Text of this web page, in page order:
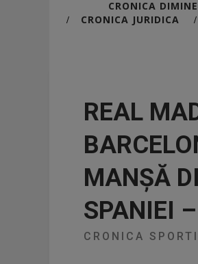
CRONICA
/ CRONICA JURIDICA /
REAL
MANȘĂ
SPANIEI
CRONICA